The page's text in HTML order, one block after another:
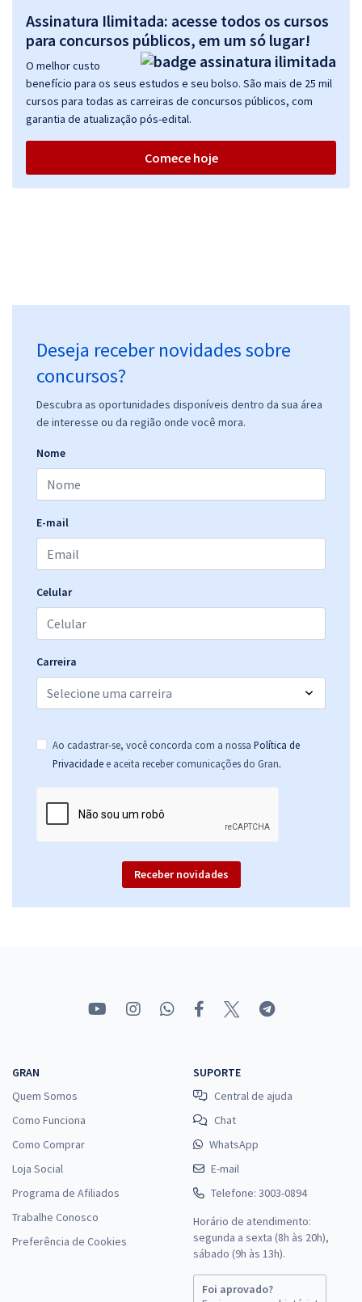
Assinatura Ilimitada: acesse todos os cursos
para concursos públicos, em um só lugar!
O melhor custo
benefício para os seus estudos e seu bolso. São mais de 25 mil
cursos para todas as carreiras de concursos públicos, com
garantia de atualização pós-edital.
Comece hoje
Deseja receber novidades sobre
concursos?
Descubra as oportunidades disponíveis dentro da sua área
de interesse ou da região onde você mora.
Nome
E-mail
Celular
Carreira
Ao cadastrar-se, você concorda com a nossa Política de
Privacidade e aceita receber comunicações do Gran.
Receber novidades
GRAN
Quem Somos
Como Funciona
Como Comprar
Loja Social
Programa de Afiliados
Trabalhe Conosco
Preferência de Cookies
SUPORTE
Central de ajuda
Chat
WhatsApp
E-mail
Telefone: 3003-0894
Horário de atendimento:
segunda a sexta (8h às 20h),
sábado (9h às 13h).
Foi aprovado?